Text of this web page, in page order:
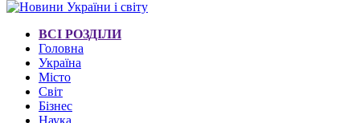
ВСІ РОЗДІЛИ
Головна
Україна
Місто
Світ
Бізнес
Наука